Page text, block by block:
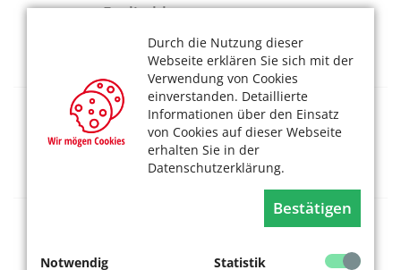
Durch die Nutzung dieser
Webseite erklären Sie sich mit der
Verwendung von Cookies
einverstanden. Detaillierte
Informationen über den Einsatz
von Cookies auf dieser Webseite
erhalten Sie in der
Datenschutzerklärung.
Bestätigen
Notwendig
Statistik
Englischkurs
10.08.2026, 11 Uhr
Bürgerhaus MüZe
SNW Vogelsang: Spaziergang mit
Stöcken – Nordic walking
10.08.2026, 10 Uhr
SeniorenNetzwerk Vogelsang
SNW Stammheim: Sprechstunde
SeniorenNetzwerk Stammheim c/o